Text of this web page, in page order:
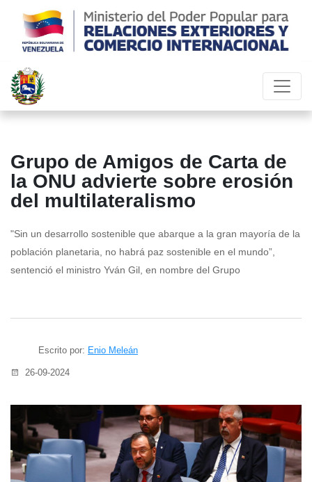
Grupo de Amigos de Carta de
la ONU advierte sobre erosión
del multilateralismo
"Sin un desarrollo sostenible que abarque a la gran mayoría de la
población planetaria, no habrá paz sostenible en el mundo”,
sentenció el ministro Yván Gil, en nombre del Grupo
Escrito por: Enio Meleán
26-09-2024